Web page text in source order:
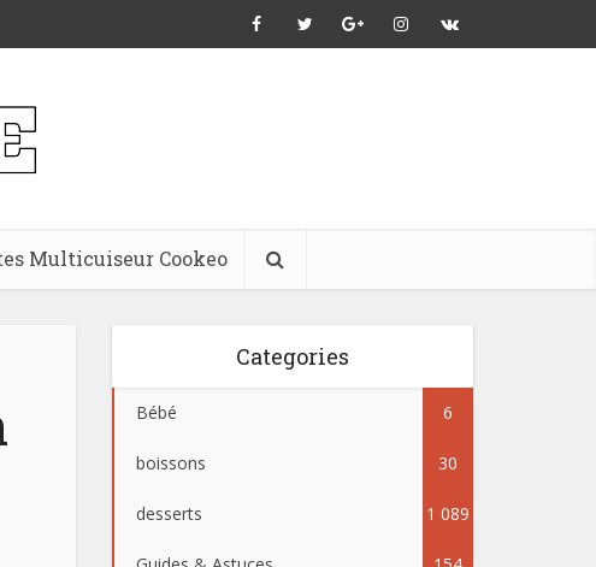
Multicuiseur Cookeo
Categories
Bébé 6
boissons 30
desserts 1 089